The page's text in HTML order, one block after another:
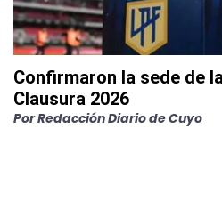
Confirmaron la sede de
Clausura 2026
PorRedacción Diario de Cuyo